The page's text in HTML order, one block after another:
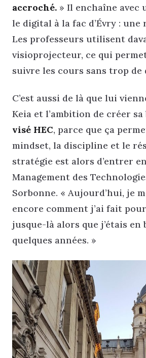
accroché. » Il enchaîne avec
le digital à la fac d’Évry : une
Les professeurs utilisent
visioprojecteur, ce qui
suivre les cours sans trop
C’est aussi de là que lui
Keia et l’ambition de créer sa
visé HEC, parce que ça
mindset, la discipline et le
stratégie est alors d’entrer
Management des
Sorbonne. « Aujourd’hui, je
encore comment j’ai fait
jusque-là alors que j’étais en
quelques années. »